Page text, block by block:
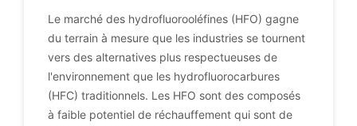
Le marché des hydrofluorooléfines (HFO) gagne
du terrain à mesure que les industries se tournent
vers des alternatives plus respectueuses de
l'environnement que les hydrofluorocarbures
(HFC) traditionnels. Les HFO sont des composés
à faible potentiel de réchauffement qui sont de